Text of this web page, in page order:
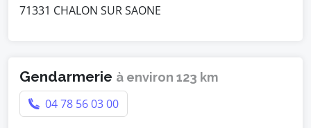
71331 CHALON SUR SAONE
Gendarmerie à environ 123 km
04 78 56 03 00